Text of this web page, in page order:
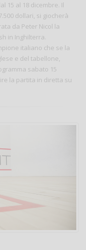
15 al 18 dicembre. Il
dollari, si giocherà
da Peter Nicol la
in Inghilterra.
italiano che se la
e del tabellone,
sabato 15
la partita in diretta su